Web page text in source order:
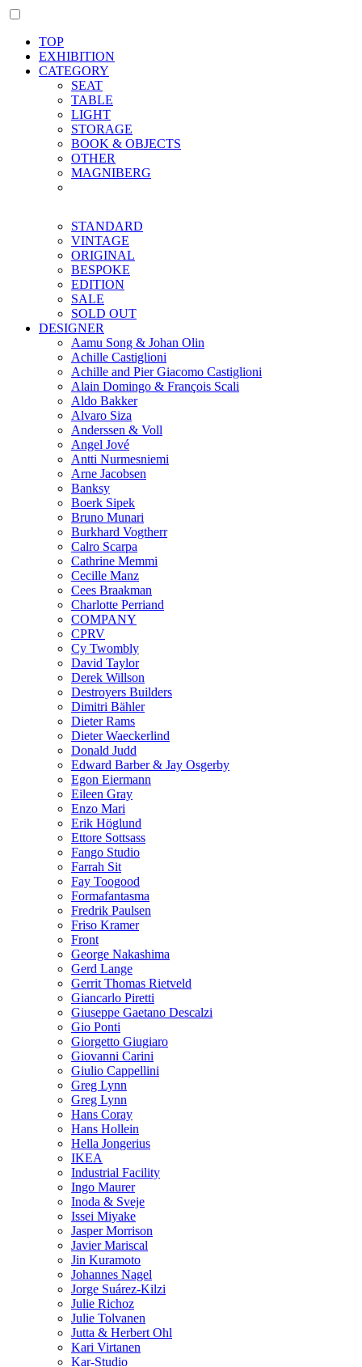
TOP
EXHIBITION
CATEGORY
SEAT
TABLE
LIGHT
STORAGE
BOOK & OBJECTS
OTHER
MAGNIBERG
STANDARD
VINTAGE
ORIGINAL
BESPOKE
EDITION
SALE
SOLD OUT
DESIGNER
Aamu Song & Johan Olin
Achille Castiglioni
Achille and Pier Giacomo Castiglioni
Alain Domingo & François Scali
Aldo Bakker
Alvaro Siza
Anderssen & Voll
Angel Jové
Antti Nurmesniemi
Arne Jacobsen
Banksy
Boerk Sipek
Bruno Munari
Burkhard Vogtherr
Calro Scarpa
Cathrine Memmi
Cecille Manz
Cees Braakman
Charlotte Perriand
COMPANY
CPRV
Cy Twombly
David Taylor
Derek Willson
Destroyers Builders
Dimitri Bähler
Dieter Rams
Dieter Waeckerlind
Donald Judd
Edward Barber & Jay Osgerby
Egon Eiermann
Eileen Gray
Enzo Mari
Erik Höglund
Ettore Sottsass
Fango Studio
Farrah Sit
Fay Toogood
Formafantasma
Fredrik Paulsen
Friso Kramer
Front
George Nakashima
Gerd Lange
Gerrit Thomas Rietveld
Giancarlo Piretti
Giuseppe Gaetano Descalzi
Gio Ponti
Giorgetto Giugiaro
Giovanni Carini
Giulio Cappellini
Greg Lynn
Greg Lynn
Hans Coray
Hans Hollein
Hella Jongerius
IKEA
Industrial Facility
Ingo Maurer
Inoda & Sveje
Issei Miyake
Jasper Morrison
Javier Mariscal
Jin Kuramoto
Johannes Nagel
Jorge Suárez-Kilzi
Julie Richoz
Julie Tolvanen
Jutta & Herbert Ohl
Kari Virtanen
Kar-Studio